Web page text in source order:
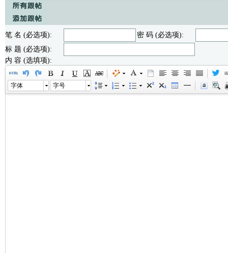
笔 名 (必选项):
密 码 (必选项):
标 题 (必选项):
内 容 (选填项):
字体 字号